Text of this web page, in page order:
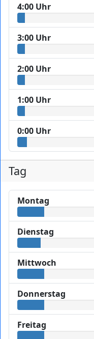
4:00 Uhr
3:00 Uhr
2:00 Uhr
1:00 Uhr
0:00 Uhr
Tag
Montag
Dienstag
Mittwoch
Donnerstag
Freitag